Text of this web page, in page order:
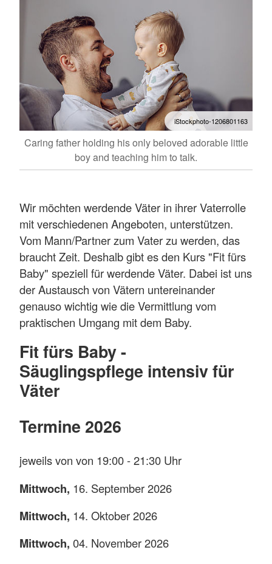
iStockphoto-1206801163
Caring father holding his only beloved adorable little
boy and teaching him to talk.
Wir möchten werdende Väter in ihrer Vaterrolle
mit verschiedenen Angeboten, unterstützen.
Vom Mann/Partner zum Vater zu werden, das
braucht Zeit. Deshalb gibt es den Kurs "Fit fürs
Baby" speziell für werdende Väter. Dabei ist uns
der Austausch von Vätern untereinander
genauso wichtig wie die Vermittlung vom
praktischen Umgang mit dem Baby.
Fit fürs Baby -
Säuglingspflege intensiv für
Väter
Termine 2026
jeweils von von 19:00 - 21:30 Uhr
Mittwoch, 16. September 2026
Mittwoch, 14. Oktober 2026
Mittwoch, 04. November 2026